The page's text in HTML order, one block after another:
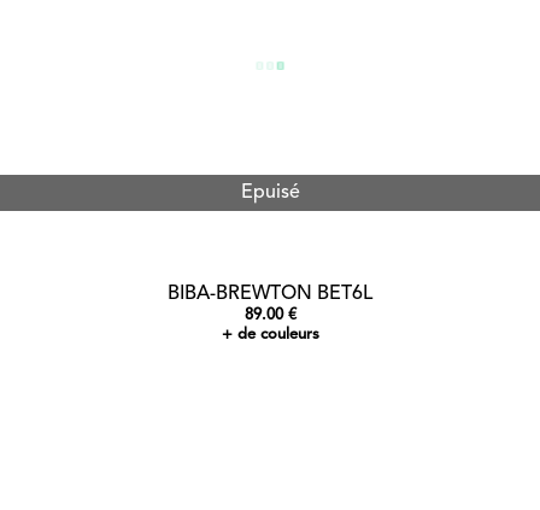
Epuisé
BIBA-BREWTON BET6L
89.00 €
+ de couleurs